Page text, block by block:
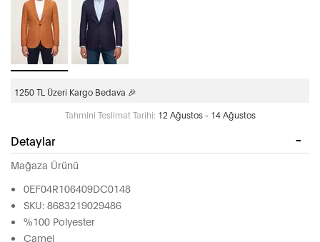
1250 TL Üzeri Kargo Bedava 🎉
Tahmini Teslimat Tarihi: 12 Ağustos - 14 Ağustos
Detaylar
Mağaza Ürünü
0EF04R106409DC0148
SKU: 8683219029486
%100 Polyester
Camel